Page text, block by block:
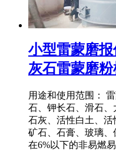
小型雷蒙磨
灰石雷蒙磨
用途和使用范围：
石、钾长石、滑石、
石灰、活性白土、
矿石、石膏、玻璃
在6%以下的非易燃